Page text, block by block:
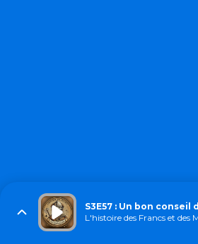
S3E57 : Un bon conseil
L'histoire des Francs et des